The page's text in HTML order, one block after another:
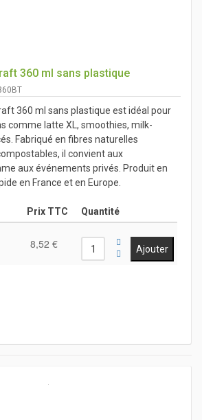
360 ml sans plastique
360 ml sans plastique est idéal pour
comme latte XL, smoothies, milk-
Fabriqué en fibres naturelles
il convient aux
aux événements privés. Produit en
en France et en Europe.
Prix TTC Quantité
8,52 €